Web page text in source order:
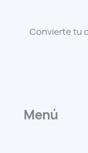
Convierte tu
Menú